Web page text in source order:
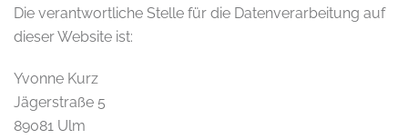
Die verantwortliche Stelle für die Datenverarbeitung auf
dieser Website ist:
Yvonne Kurz
Jägerstraße 5
89081 Ulm